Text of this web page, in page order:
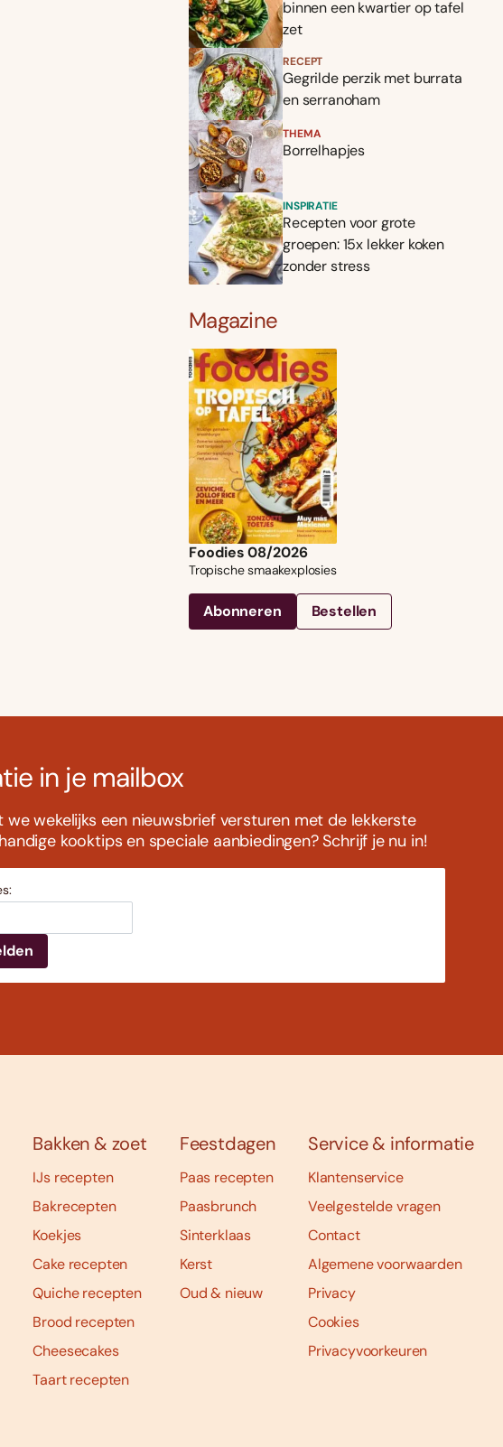
binnen een kwartier op tafel
zet
RECEPT
Gegrilde perzik met burrata
en serranoham
THEMA
Borrelhapjes
INSPIRATIE
Recepten voor grote
groepen: 15x lekker koken
zonder stress
Magazine
Foodies 08/2026
Tropische smaakexplosies
Abonneren Bestellen
in je mailbox
we wekelijks een nieuwsbrief versturen met de lekkerste
kooktips en speciale aanbiedingen? Schrijf je nu in!
Bakken & zoet
IJs recepten
Bakrecepten
Koekjes
Cake recepten
Quiche recepten
Brood recepten
Cheesecakes
Taart recepten
Feestdagen
Paas recepten
Paasbrunch
Sinterklaas
Kerst
Oud & nieuw
Service & informatie
Klantenservice
Veelgestelde vragen
Contact
Algemene voorwaarden
Privacy
Cookies
Privacyvoorkeuren